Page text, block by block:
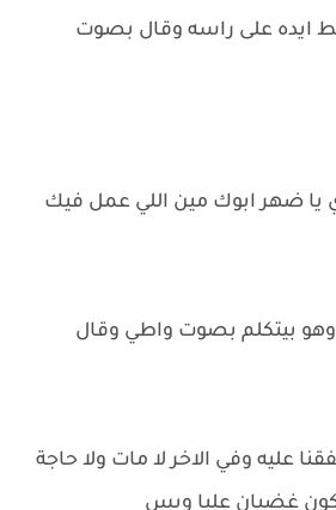
ايده على راسه وقال بصوت
يا ضهر ابوك مين اللي عمل فيك
بيتكلم بصوت واطي وقال
عليه وفي الاخر لا مات ولا حاجة
غضبان عليا وبس